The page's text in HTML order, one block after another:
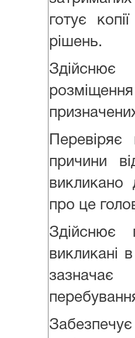
готує
рішень.
Перевіряє
причини
викликано
про це
Здійснює
викликані